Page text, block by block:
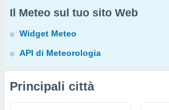
Il Meteo sul tuo sito Web
Widget Meteo
API di Meteorologia
Principali città